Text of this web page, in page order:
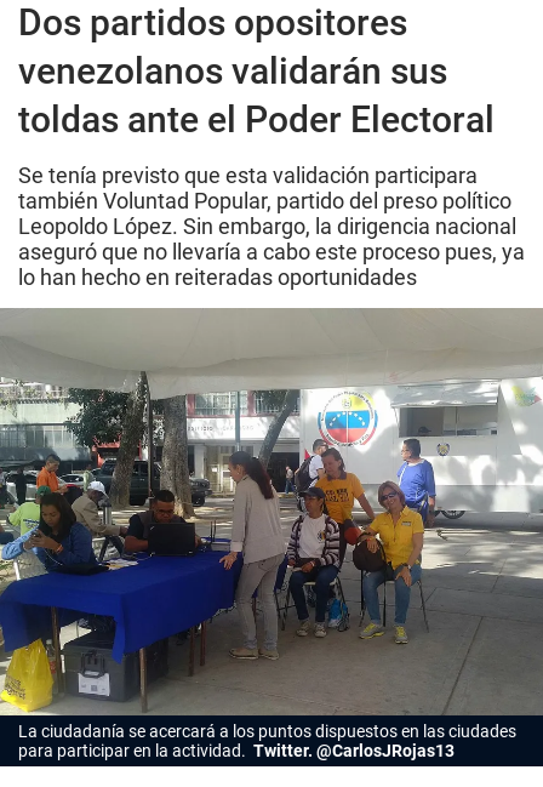
Dos partidos opositores
venezolanos validarán sus
toldas ante el Poder Electoral
Se tenía previsto que esta validación participara
también Voluntad Popular, partido del preso político
Leopoldo López. Sin embargo, la dirigencia nacional
aseguró que no llevaría a cabo este proceso pues, ya
lo han hecho en reiteradas oportunidades
La ciudadanía se acercará a los puntos dispuestos en las ciudades
para participar en la actividad. Twitter. @CarlosJRojas13